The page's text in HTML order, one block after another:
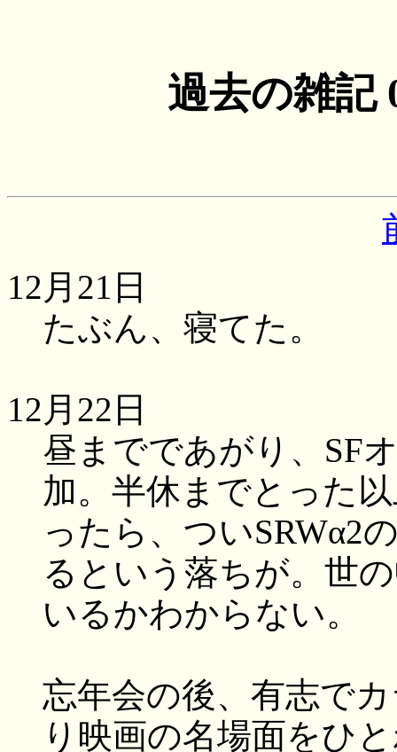
過去の雑記
12月21日
たぶん、寝てた。
12月22日
昼までであがり、SF
加。半休までとった
ったら、ついSRWα2
るという落ちが。世
いるかわからない。
忘年会の後、有志で
り映画の名場面をひ